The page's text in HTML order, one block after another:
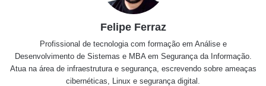
Felipe Ferraz
Profissional de tecnologia com formação em Análise e
Desenvolvimento de Sistemas e MBA em Segurança da Informação.
Atua na área de infraestrutura e segurança, escrevendo sobre ameaças
cibernéticas, Linux e segurança digital.